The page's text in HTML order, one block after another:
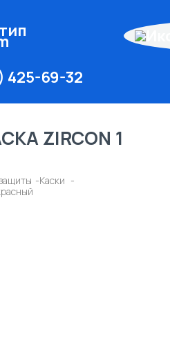
425-69-32
ZIRCON 1
Каски